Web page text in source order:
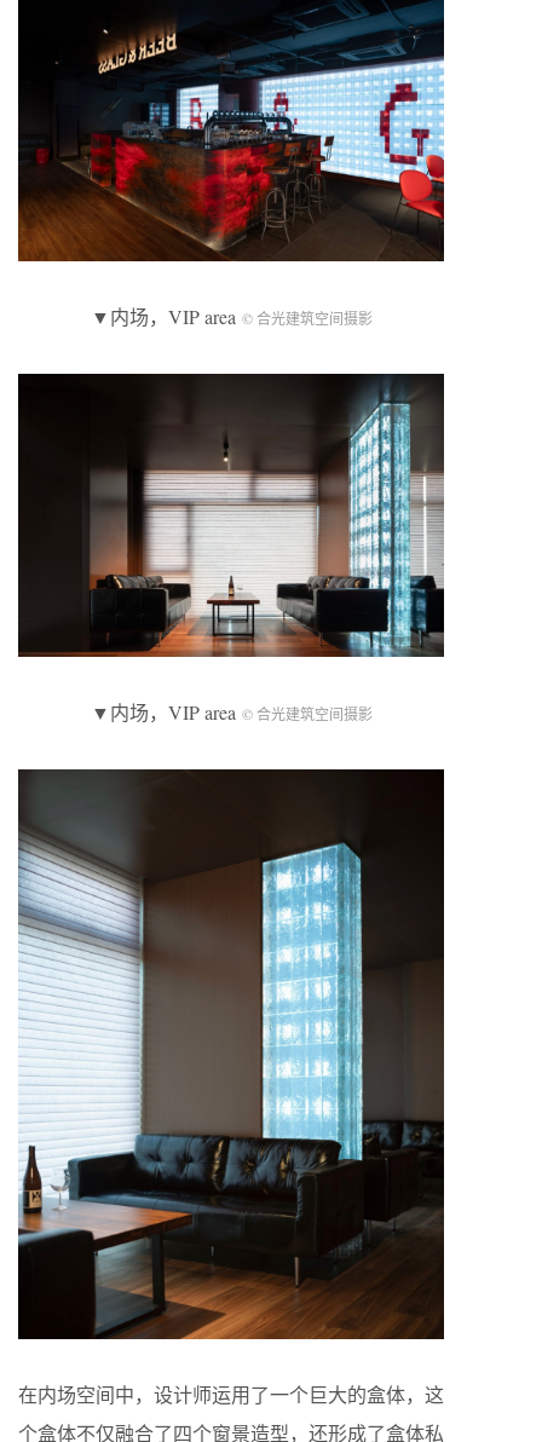
▼内场，VIP area © 合光建筑空间摄影
▼内场，VIP area © 合光建筑空间摄影
在内场空间中，设计师运用了一个巨大的盒体，这
个盒体不仅融合了四个窗景造型，还形成了盒体私